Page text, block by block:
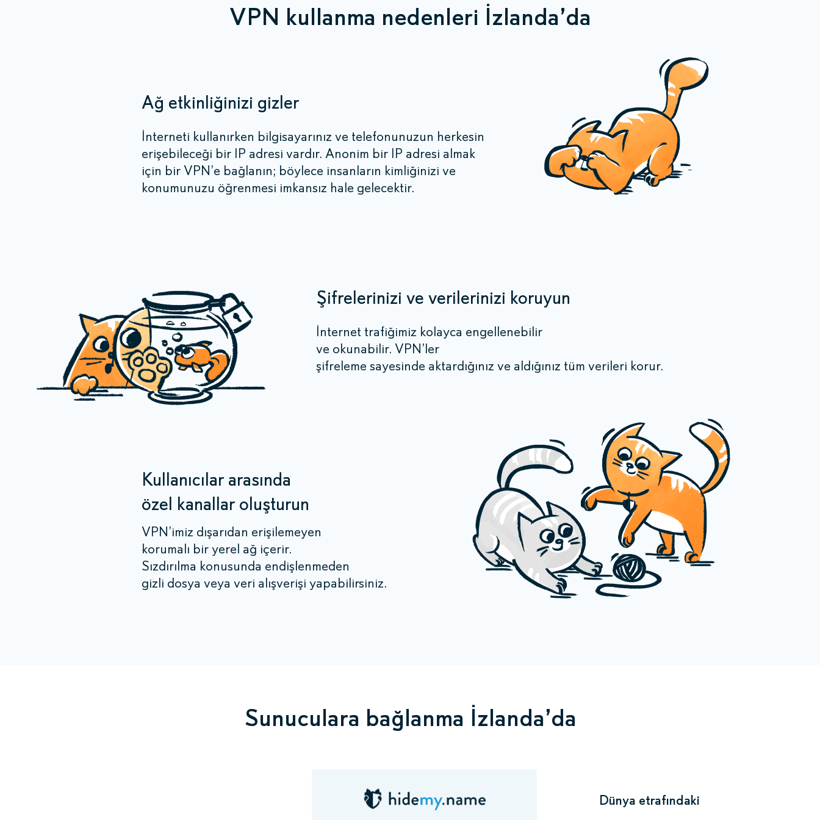
VPN kullanma nedenleri İzlanda’da
Ağ etkinliğinizi gizler
İnterneti kullanırken bilgisayarınız ve telefonunuzun herkesin
erişebileceği bir IP adresi vardır. Anonim bir IP adresi almak
için bir VPN’e bağlanın; böylece insanların kimliğinizi ve
konumunuzu öğrenmesi imkansız hale gelecektir.
Şifrelerinizi ve verilerinizi koruyun
İnternet trafiğimiz kolayca engellenebilir
ve okunabilir. VPN’ler
şifreleme sayesinde aktardığınız ve aldığınız tüm verileri korur.
Kullanıcılar arasında
özel kanallar oluşturun
VPN’imiz dışarıdan erişilemeyen
korumalı bir yerel ağ içerir.
Sızdırılma konusunda endişlenmeden
gizli dosya veya veri alışverişi yapabilirsiniz.
Sunuculara bağlanma İzlanda’da
Dünya etrafındaki